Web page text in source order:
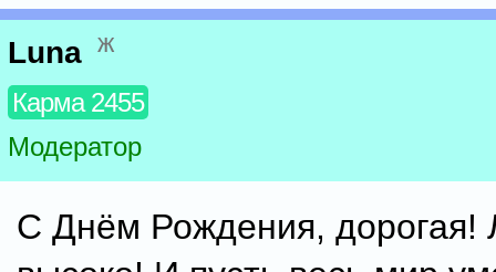
Luna ж
Карма 2455
Модератор
С Днём Рождения, дорогая!